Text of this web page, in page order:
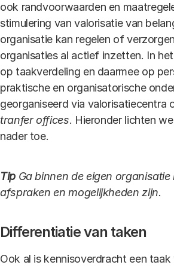
ook randvoorwaarden en
stimulering van valorisatie van
organisatie kan regelen of
organisaties al actief inzetten. In
op taakverdeling en daarmee op
praktische en organisatorische
georganiseerd via valorisatiecentra
tranfer offices. Hieronder lichten
nader toe.
TipGa binnen de eigen organisatie
afspraken en mogelijkheden zijn.
Differentiatie van taken
Ook al is kennisoverdracht een